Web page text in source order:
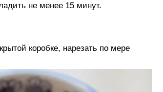
не менее 15 минут.
коробке, нарезать по мере